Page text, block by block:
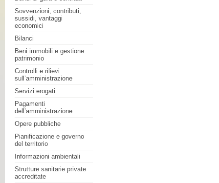
Sovvenzioni, contributi,
sussidi, vantaggi
economici
Bilanci
Beni immobili e gestione
patrimonio
Controlli e rilievi
sull’amministrazione
Servizi erogati
Pagamenti
dell’amministrazione
Opere pubbliche
Pianificazione e governo
del territorio
Informazioni ambientali
Strutture sanitarie private
accreditate